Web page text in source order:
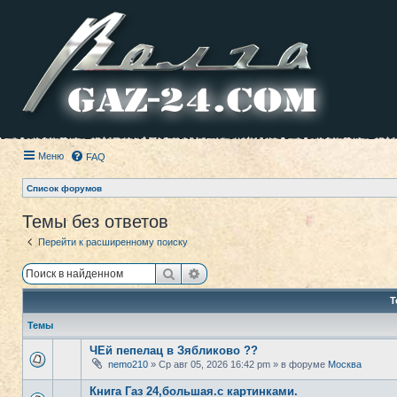
Меню FAQ
Список форумов
Темы без ответов
Перейти к расширенному поиску
ПоискРасширенный поиск
Темы
ЧЕй пепелац в Зябликово ??
nemo210 » Ср авг 05, 2026 16:42 pm » в форуме Москва
Книга Газ 24,большая.с картинками.